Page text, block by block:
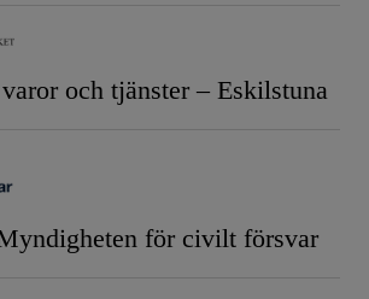
och tjänster – Eskilstuna
för civilt försvar